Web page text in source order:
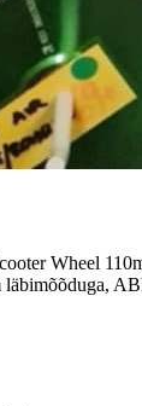
Wheel
läbimõõduga,